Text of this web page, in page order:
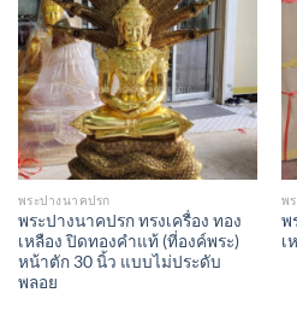
Add to
Wishlist
พระปางนาคปรก
พระปางนาคปรก ทรงเครื่อง ทอง
เหลือง ปิดทองคำแท้ (ที่องค์พระ)
หน้าตัก 30 นิ้ว แบบไม่ประดับ
พลอย
พ
พ
เ